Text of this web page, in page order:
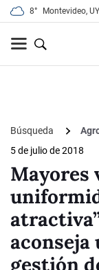
8° Montevideo, UY
Búsqueda
5 de julio de 2018
Mayores
aconseja
gestión